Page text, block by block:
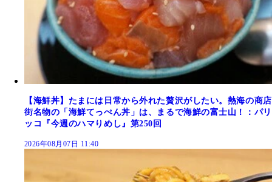
【海鮮丼】たまには日常から外れた贅沢がしたい。熱海の商店
街名物の「海鮮てっぺん丼」は、まるで海鮮の富士山！：パリ
ッコ『今週のハマりめし』第250回
2026年08月07日 11:40